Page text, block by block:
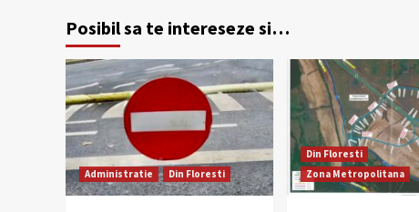
Posibil sa te intereseze si…
Administratie Din Floresti
Din Floresti
Zona Metropolitana